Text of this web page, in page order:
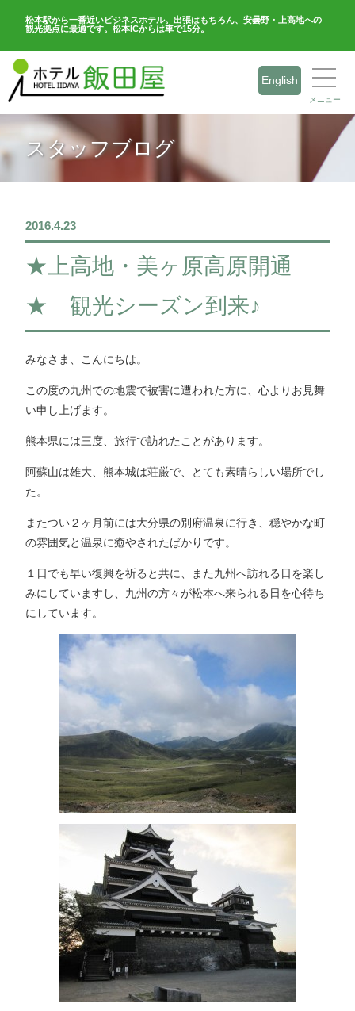
松本駅から一番近いビジネスホテル。出張はもちろん、安曇野・上高地への
観光拠点に最適です。松本ICからは車で15分。
English
メニュー
スタッフブログ
2016.4.23
★上高地・美ヶ原高原開通
★ 観光シーズン到来♪
みなさま、こんにちは。
この度の九州での地震で被害に遭われた方に、心よりお見舞
い申し上げます。
熊本県には三度、旅行で訪れたことがあります。
阿蘇山は雄大、熊本城は荘厳で、とても素晴らしい場所でし
た。
またつい２ヶ月前には大分県の別府温泉に行き、穏やかな町
の雰囲気と温泉に癒やされたばかりです。
１日でも早い復興を祈ると共に、また九州へ訪れる日を楽し
みにしていますし、九州の方々が松本へ来られる日を心待ち
にしています。